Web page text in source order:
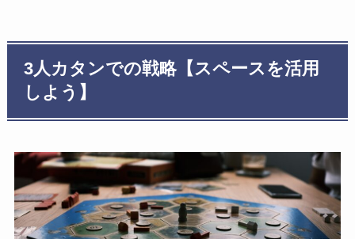
3人カタンでの戦略【スペースを活用
しよう】